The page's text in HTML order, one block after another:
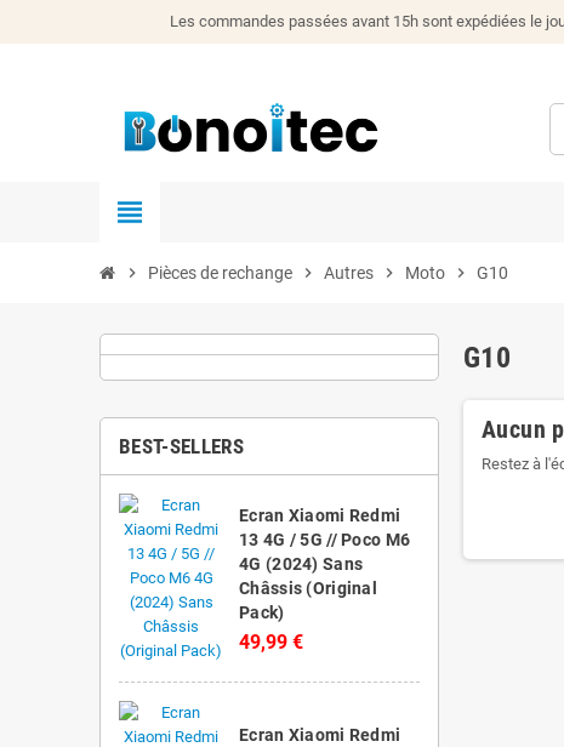
Les commandes passées avant 15h sont expédiées le
view_headline
chevron_right Pièces de rechange chevron_right Autres chevron_right Moto chevron_right G10
BEST-SELLERS
Ecran Xiaomi Redmi
13 4G / 5G // Poco M6
4G (2024) Sans
Châssis (Original
Pack)
49,99 €
Ecran Xiaomi Redmi
G10
Aucun
Restez à